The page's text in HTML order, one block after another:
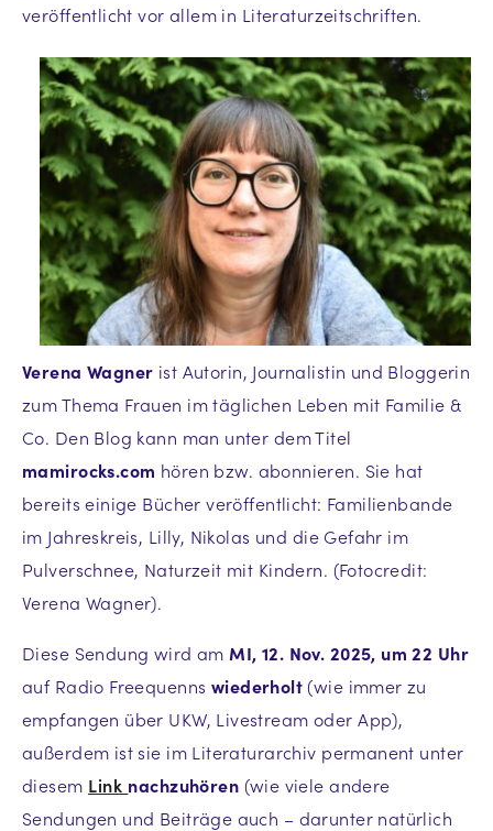
veröffentlicht vor allem in Literaturzeitschriften.
Verena Wagner ist Autorin, Journalistin und Bloggerin
zum Thema Frauen im täglichen Leben mit Familie &
Co. Den Blog kann man unter dem Titel
mamirocks.com hören bzw. abonnieren. Sie hat
bereits einige Bücher veröffentlicht: Familienbande
im Jahreskreis, Lilly, Nikolas und die Gefahr im
Pulverschnee, Naturzeit mit Kindern. (Fotocredit:
Verena Wagner).
Diese Sendung wird am MI, 12. Nov. 2025, um 22 Uhr
auf Radio Freequenns wiederholt(wie immer zu
empfangen über UKW, Livestream oder App),
außerdem ist sie im Literaturarchiv permanent unter
diesem Link nachzuhören (wie viele andere
Sendungen und Beiträge auch – darunter natürlich